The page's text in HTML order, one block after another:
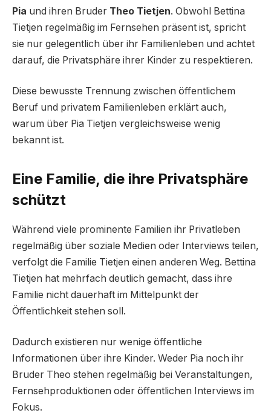
Pia und ihren Bruder Theo Tietjen. Obwohl Bettina
Tietjen regelmäßig im Fernsehen präsent ist, spricht
sie nur gelegentlich über ihr Familienleben und achtet
darauf, die Privatsphäre ihrer Kinder zu respektieren.
Diese bewusste Trennung zwischen öffentlichem
Beruf und privatem Familienleben erklärt auch,
warum über Pia Tietjen vergleichsweise wenig
bekannt ist.
Eine Familie, die ihre Privatsphäre
schützt
Während viele prominente Familien ihr Privatleben
regelmäßig über soziale Medien oder Interviews teilen,
verfolgt die Familie Tietjen einen anderen Weg. Bettina
Tietjen hat mehrfach deutlich gemacht, dass ihre
Familie nicht dauerhaft im Mittelpunkt der
Öffentlichkeit stehen soll.
Dadurch existieren nur wenige öffentliche
Informationen über ihre Kinder. Weder Pia noch ihr
Bruder Theo stehen regelmäßig bei Veranstaltungen,
Fernsehproduktionen oder öffentlichen Interviews im
Fokus.